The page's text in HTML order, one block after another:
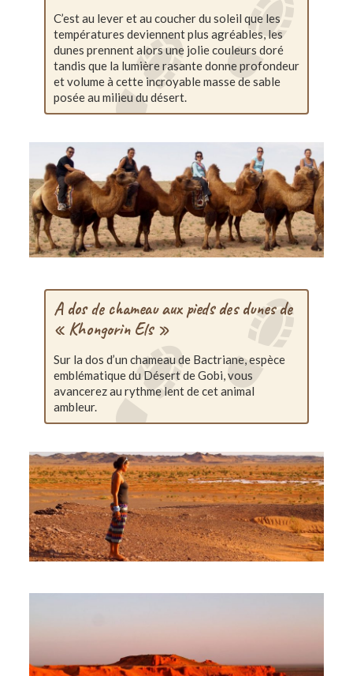
C’est au lever et au coucher du soleil que les
températures deviennent plus agréables, les
dunes prennent alors une jolie couleurs doré
tandis que la lumière rasante donne profondeur
et volume à cette incroyable masse de sable
posée au milieu du désert.
A dos de chameau aux pieds des dunes de
« Khongorin Els »
Sur la dos d’un chameau de Bactriane, espèce
emblématique du Désert de Gobi, vous
avancerez au rythme lent de cet animal
ambleur.